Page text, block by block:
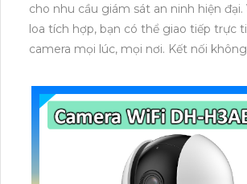
cho nhu cầu giám sát an ninh hiện đại.
loa tích hợp, bạn có thể giao tiếp trực
camera mọi lúc, mọi nơi. Kết nối
H5AE - người bạn đồng hành đáng tin
ngôi nhà và doanh nghiệp của bạn.